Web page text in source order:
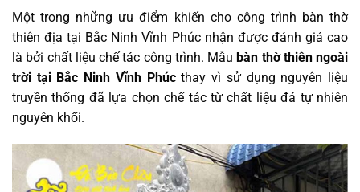
Một trong những ưu điểm khiến cho công trình bàn thờ
thiên địa tại Bắc Ninh Vĩnh Phúc nhận được đánh giá cao
là bởi chất liệu chế tác công trình. Mẫubàn thờ thiên ngoài
trời tại Bắc Ninh Vĩnh Phúcthay vì sử dụng nguyên liệu
truyền thống đã lựa chọn chế tác từ chất liệu đá tự nhiên
nguyên khối.